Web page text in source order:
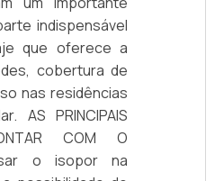
indispensável
que oferece a
cobertura de
nas residências
AS PRINCIPAIS
COM O
o isopor na